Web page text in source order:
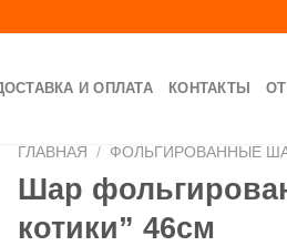
И ОПЛАТА КОНТАКТЫ
ГЛАВНАЯ / ФОЛЬГИРОВАННЫЕ
Шар
котики” 46см